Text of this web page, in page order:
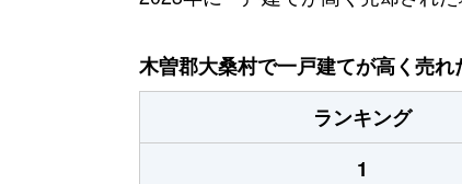
木曽郡大桑村で一戸建てが高く売れ
ランキング
1